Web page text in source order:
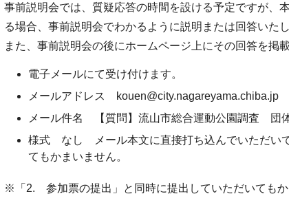
事前説明会では、質疑応答の時間を設ける予定ですが、
る場合、事前説明会でわかるように説明または回答いた
また、事前説明会の後にホームページ上にその回答を掲載
電子メールにて受け付けます。
メールアドレス kouen@city.nagareyama.chiba.jp
メール件名 【質問】流山市総合運動公園調査 団
様式 なし メール本文に直接打ち込んでいただい
てもかまいません。
※「2. 参加票の提出」と同時に提出していただいてもか